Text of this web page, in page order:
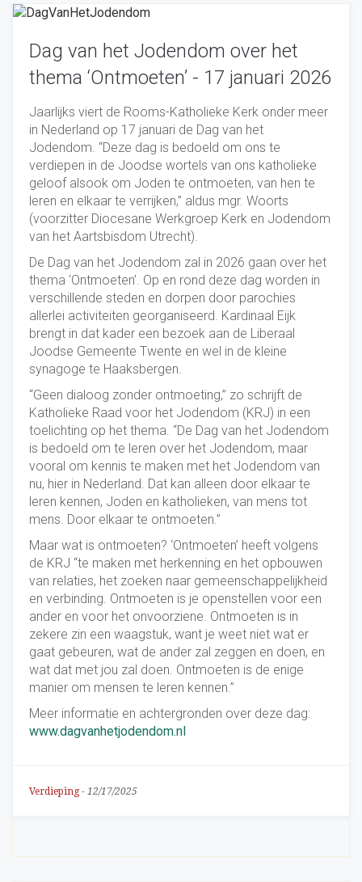
Dag van het Jodendom over het
thema ‘Ontmoeten’ - 17 januari 2026
Jaarlijks viert de Rooms-Katholieke Kerk onder meer
in Nederland op 17 januari de Dag van het
Jodendom. “Deze dag is bedoeld om ons te
verdiepen in de Joodse wortels van ons katholieke
geloof alsook om Joden te ontmoeten, van hen te
leren en elkaar te verrijken,” aldus mgr. Woorts
(voorzitter Diocesane Werkgroep Kerk en Jodendom
van het Aartsbisdom Utrecht).
De Dag van het Jodendom zal in 2026 gaan over het
thema ‘Ontmoeten’. Op en rond deze dag worden in
verschillende steden en dorpen door parochies
allerlei activiteiten georganiseerd. Kardinaal Eijk
brengt in dat kader een bezoek aan de Liberaal
Joodse Gemeente Twente en wel in de kleine
synagoge te Haaksbergen.
“Geen dialoog zonder ontmoeting,” zo schrijft de
Katholieke Raad voor het Jodendom (KRJ) in een
toelichting op het thema. “De Dag van het Jodendom
is bedoeld om te leren over het Jodendom, maar
vooral om kennis te maken met het Jodendom van
nu, hier in Nederland. Dat kan alleen door elkaar te
leren kennen, Joden en katholieken, van mens tot
mens. Door elkaar te ontmoeten.”
Maar wat is ontmoeten? ‘Ontmoeten’ heeft volgens
de KRJ “te maken met herkenning en het opbouwen
van relaties, het zoeken naar gemeenschappelijkheid
en verbinding. Ontmoeten is je openstellen voor een
ander en voor het onvoorziene. Ontmoeten is in
zekere zin een waagstuk, want je weet niet wat er
gaat gebeuren, wat de ander zal zeggen en doen, en
wat dat met jou zal doen. Ontmoeten is de enige
manier om mensen te leren kennen.”
Meer informatie en achtergronden over deze dag:
www.dagvanhetjodendom.nl
Verdieping- 12/17/2025